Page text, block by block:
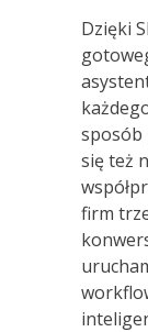
Dzięki
sposób
się też
firm